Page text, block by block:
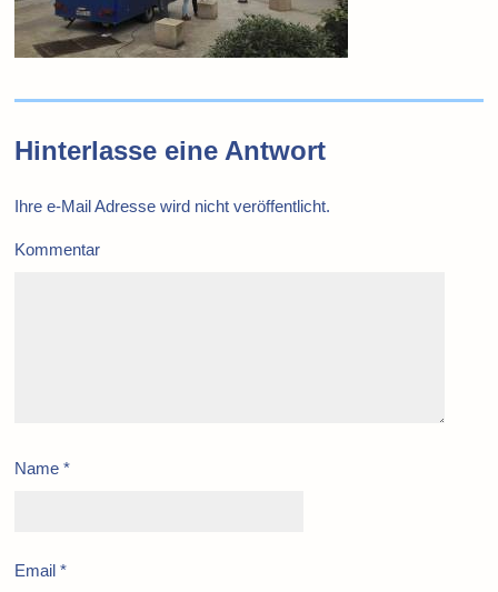
Hinterlasse eine Antwort
Ihre e-Mail Adresse wird nicht veröffentlicht.
Kommentar
Name *
Email *